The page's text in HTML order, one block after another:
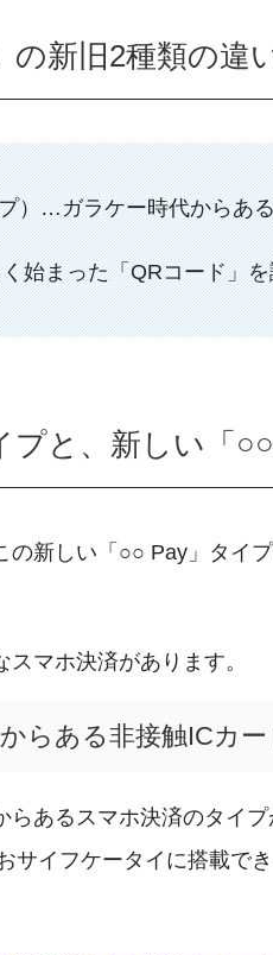
の新旧2種類の違
）…ガラケー時代からあ
始まった「QRコード」
と、新しい「
の新しい「○○ Pay」タイ
マホ決済があります。
らある非接触ICカ
あるスマホ決済のタイ
サイフケータイに搭載で